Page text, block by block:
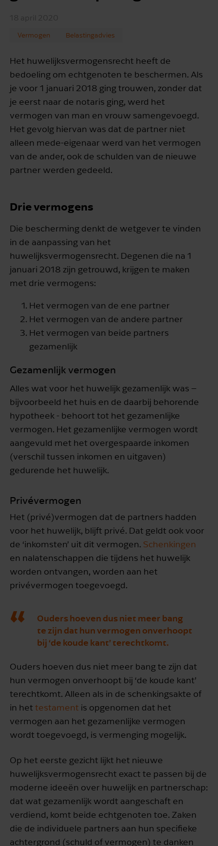
18 april 2020
Vermogen Belastingadvies
Het huwelijksvermogensrecht heeft de
bedoeling om echtgenoten te beschermen. Als
je voor 1 januari 2018 ging trouwen, zonder dat
je eerst naar de notaris ging, werd het
vermogen van man en vrouw samengevoegd.
Het gevolg hiervan was dat de partner niet
alleen mede-eigenaar werd van het vermogen
van de ander, ook de schulden van de nieuwe
partner werden gedeeld.
Drie vermogens
Die bescherming denkt de wetgever te vinden
in de aanpassing van het
huwelijksvermogensrecht. Degenen die na 1
januari 2018 zijn getrouwd, krijgen te maken
met drie vermogens:
Het vermogen van de ene partner
Het vermogen van de andere partner
Het vermogen van beide partners
gezamenlijk
Gezamenlijk vermogen
Alles wat voor het huwelijk gezamenlijk was –
bijvoorbeeld het huis en de daarbij behorende
hypotheek - behoort tot het gezamenlijke
vermogen. Het gezamenlijke vermogen wordt
aangevuld met het overgespaarde inkomen
(verschil tussen inkomen en uitgaven)
gedurende het huwelijk.
Privévermogen
Het (privé)vermogen dat de partners hadden
voor het huwelijk, blijft privé. Dat geldt ook voor
de ‘inkomsten’ uit dit vermogen. Schenkingen
en nalatenschappen die tijdens het huwelijk
worden ontvangen, worden aan het
privévermogen toegevoegd.
Ouders hoeven dus niet meer bang
te zijn dat hun vermogen onverhoopt
bij ‘de koude kant’ terechtkomt.
Ouders hoeven dus niet meer bang te zijn dat
hun vermogen onverhoopt bij ‘de koude kant’
terechtkomt. Alleen als in de schenkingsakte of
in het testament is opgenomen dat het
vermogen aan het gezamenlijke vermogen
wordt toegevoegd, is vermenging mogelijk.
Op het eerste gezicht lijkt het nieuwe
huwelijksvermogensrecht exact te passen bij de
moderne ideeën over huwelijk en partnerschap:
dat wat gezamenlijk wordt aangeschaft en
verdiend, komt beide echtgenoten toe. Zaken
die de individuele partners aan hun specifieke
achtergrond (schuld of vermogen) te danken